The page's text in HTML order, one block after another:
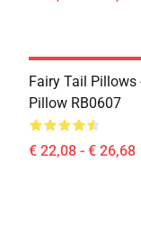
Fairy Tail Pillows
Pillow RB0607
€ 22,08 - € 26,68